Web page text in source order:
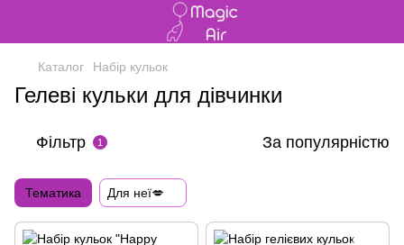
Каталог Набір кульок
Гелеві кульки для дівчинки
Фільтр 1 За популярністю
Тематика Для неї💋